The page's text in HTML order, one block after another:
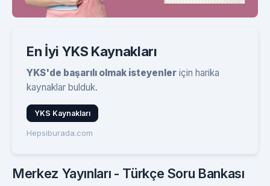
En İyi YKS Kaynakları
YKS'de başarılı olmak isteyenler için harika
kaynaklar bulduk.
YKS Kaynakları
Hepsiburada.com
Merkez Yayınları - Türkçe Soru Bankası